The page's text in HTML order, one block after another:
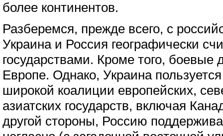
более континентов.
Разберемся, прежде всего, с
Украина и Россия географически
государствами. Кроме того, боевые
Европе. Однако, Украина
широкой коалиции европейских,
азиатских государств, включая
другой стороны, Россию